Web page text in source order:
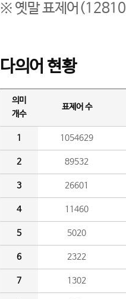
※ 옛말 표제어(12810
다의어 현황
의미
개수
표제어 수
1 1054629
2 89532
3 26601
4 11460
5 5020
6 2322
7 1302